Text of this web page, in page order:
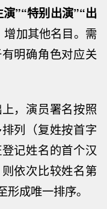
”“特别出演”“出
加其他名目。需
明确角色对应关
，演员署名按照
列 （复姓按首字
记姓名的首个汉
依次比较姓名第
成唯一排序。